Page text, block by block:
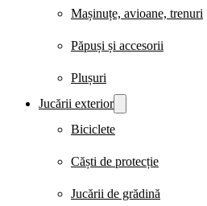
Mașinuțe, avioane, trenuri
Păpuși și accesorii
Plușuri
Jucării exterior
Biciclete
Căști de protecție
Jucării de grădină